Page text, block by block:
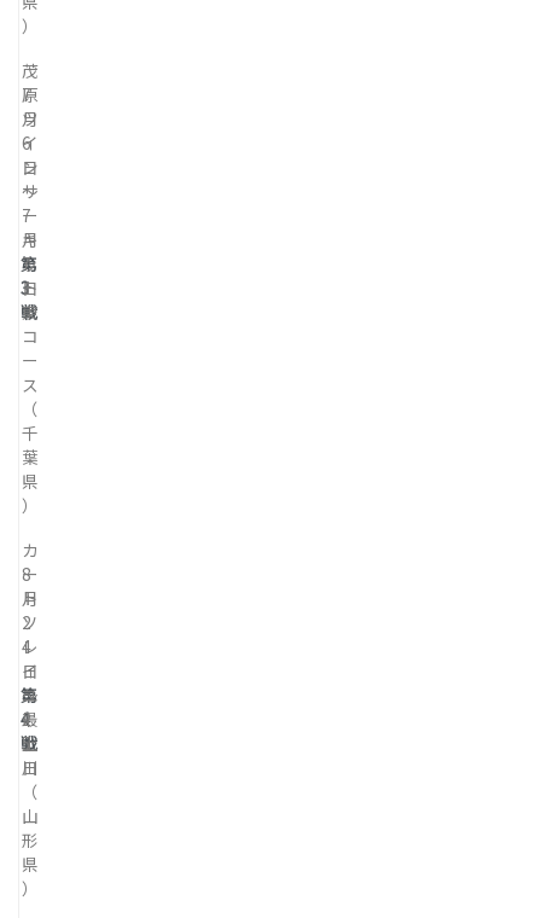
）
第
3
戦
7
月
6
日
～
7
月
7
日
茂
原
ツ
イ
ン
サ
ー
キ
ッ
ト
東
コ
ー
ス
（
千
葉
県
）
第
4
戦
8
月
2
4
日
～
2
5
日
カ
ー
ト
ソ
レ
イ
ユ
最
上
川
（
山
形
県
）